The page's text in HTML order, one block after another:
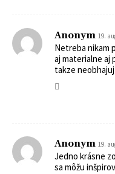
Anonym 19.
Netreba nikam
aj materialne aj
takze
Anonym 19.
Jedno krásne
sa môžu